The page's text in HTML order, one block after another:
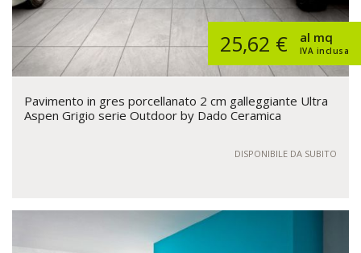
25,62 € IVA inclusa
al mq
Pavimento in gres porcellanato 2 cm galleggiante Ultra
Aspen Grigio serie Outdoor by Dado Ceramica
DISPONIBILE DA SUBITO